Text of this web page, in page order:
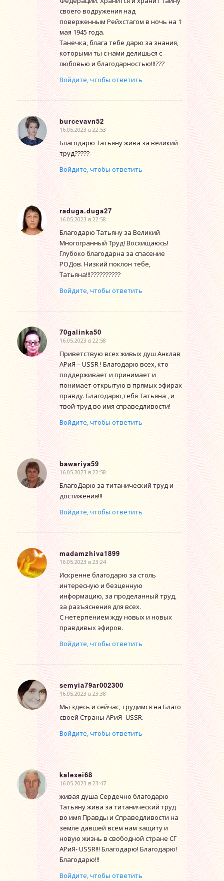
своего водружения над
поверженным Рейхстагом в ночь на 1
мая 1945 года.
Танечка, блага тебе дарю за знания,
которыми ты с нами делишься с
любовью и благодарностью!!!???
Войдите, чтобы ответить
burcevavn52
говорит:
16.05.2023 в 22:53
Благодарю Татьяну жива за великий
труд?????
Войдите, чтобы ответить
raduga.duga27
говорит:
16.05.2023 в 22:58
Благодарю Татьяну за Великий
Многогранный Труд! Восхищаюсь!
Глубоко благодарна за спасение
РОДов. Низкий поклон тебе,
Татьяна!!!??????????
Войдите, чтобы ответить
70galinka50
говорит:
16.05.2023 в 22:58
Приветствую всех живых душ Анклав
АРиЯ – USSR ! Благодарю всех, кто
поддерживает и принимает и
понимает открытую в прямых эфирах
правду. Благодарю,тебя Татьяна , и
твой труд во имя справедливости!
Войдите, чтобы ответить
bawariya59
говорит:
16.05.2023 в 22:58
БлагоДарю за титанический труд и
достижения!!!
Войдите, чтобы ответить
madamzhiva1899
говорит:
16.05.2023 в 23:24
Искренне благодарю за столь
интересную и безценную
информацию, за проделанный труд,
за разъяснения для всех.
С нетерпением жду новых и новых
правдивых эфиров.
Войдите, чтобы ответить
semyia79ar002300
говорит:
16.05.2023 в 23:38
Мы здесь и сейчас, трудимся на Благо
своей Страны АРиЯ- USSR.
Войдите, чтобы ответить
kalexei68
говорит:
16.05.2023 в 23:47
живая душа Сердечно благодарю
Татьяну жива за титанический труд
во имя Правды и Справедливости на
земле давшей всем нам защиту и
новую жизнь в свободной стране СГ
АРиЯ- USSR!!! Благодарю! Благодарю!
Благодарю!!!
Войдите, чтобы ответить